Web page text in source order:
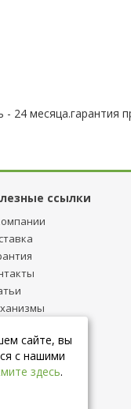
24 месяца.гарантия
ссылки
оферта
сайте, вы
с нашими
здесь.